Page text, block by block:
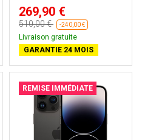
269,90 €
510,00 € -240,00 €
Livraison gratuite
GARANTIE 24 MOIS
REMISE IMMÉDIATE